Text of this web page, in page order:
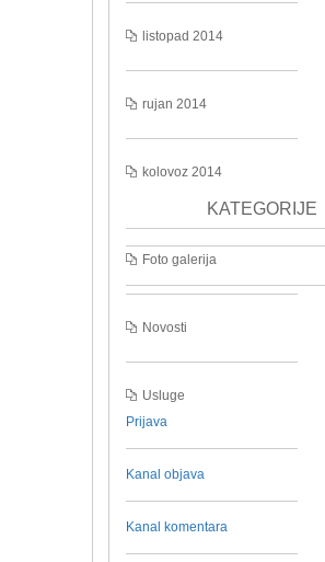
listopad 2014
rujan 2014
kolovoz 2014
KATEGORIJE
Foto galerija
Novosti
Usluge
Prijava
Kanal objava
Kanal komentara